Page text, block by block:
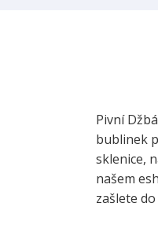
Pivní
bublinek
sklenice,
našem
zašlete